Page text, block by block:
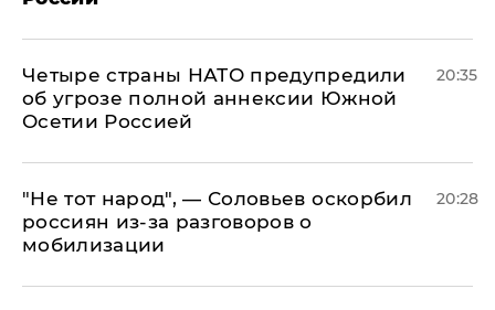
Четыре страны НАТО предупредили
об угрозе полной аннексии Южной
Осетии Россией
20:35
​"Не тот народ", — Соловьев оскорбил
россиян из-за разговоров о
мобилизации
20:28